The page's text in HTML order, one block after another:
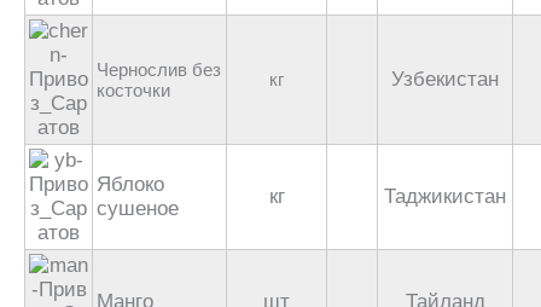
Чернослив без
косточки
кг Узбекистан
Яблоко
сушеное
кг Таджикистан
Манго шт Тайланд